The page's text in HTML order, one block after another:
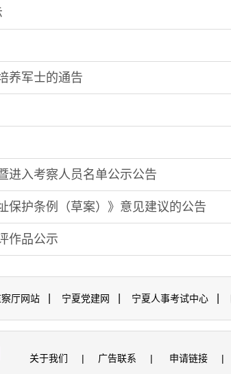
养军士的通告
进入考察人员名单公示公告
保护条例（草案）》意见建议的公告
作品公示
厅网站 宁夏党建网 宁夏人事考试中心
关于我们 | 广告联系 | 申请链接 |